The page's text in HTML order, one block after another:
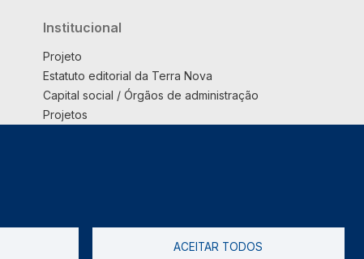
Institucional
Projeto
Estatuto editorial da Terra Nova
Capital social / Órgãos de administração
Projetos
ACEITAR TODOS